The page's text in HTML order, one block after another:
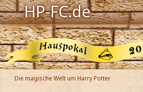
HP-FC.de
Navigation
Harry Potter
Der HP-FC
Die magische Welt um Harry Potter